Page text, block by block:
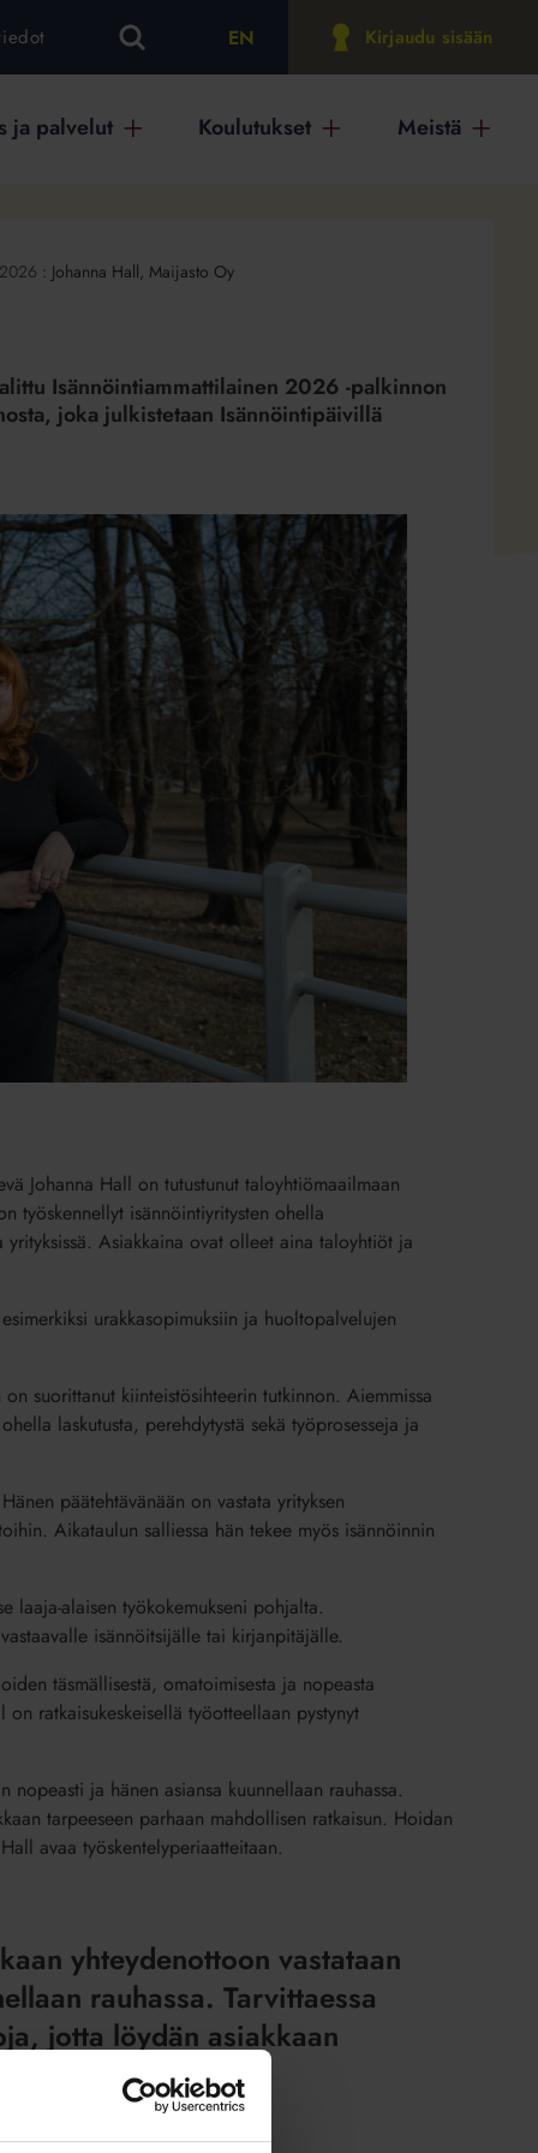
EN Kirjaudu sisään
ja palvelut Koulutukset Meistä
: Johanna Hall, Maijasto Oy
Isännöintiammattilainen 2026 -palkinnon
joka julkistetaan Isännöintipäivillä
Johanna Hall on tutustunut taloyhtiömaailmaan
työskennellyt isännöintiyritysten ohella
Asiakkaina ovat olleet aina taloyhtiöt ja
urakkasopimuksiin ja huoltopalvelujen
suorittanut kiinteistösihteerin tutkinnon. Aiemmissa
laskutusta, perehdytystä sekä työprosesseja ja
päätehtävänään on vastata yrityksen
Aikataulun salliessa hän tekee myös isännöinnin
laaja-alaisen työkokemukseni pohjalta.
isännöitsijälle tai kirjanpitäjälle.
täsmällisestä, omatoimisesta ja nopeasta
ratkaisukeskeisellä työotteellaan pystynyt
ja hänen asiansa kuunnellaan rauhassa.
tarpeeseen parhaan mahdollisen ratkaisun. Hoidan
avaa työskentelyperiaatteitaan.
yhteydenottoon vastataan
rauhassa. Tarvittaessa
jotta löydän asiakkaan
ratkaisun.